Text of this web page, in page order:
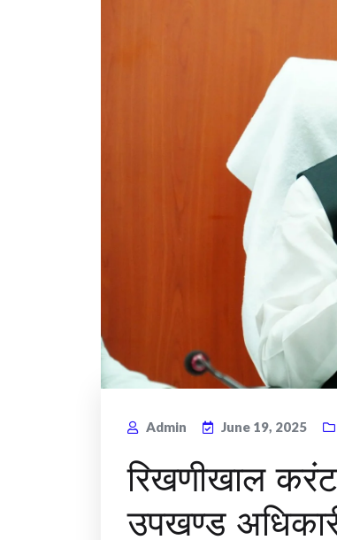
Admin June 19, 2025
रिखणीखाल
उपखण्ड